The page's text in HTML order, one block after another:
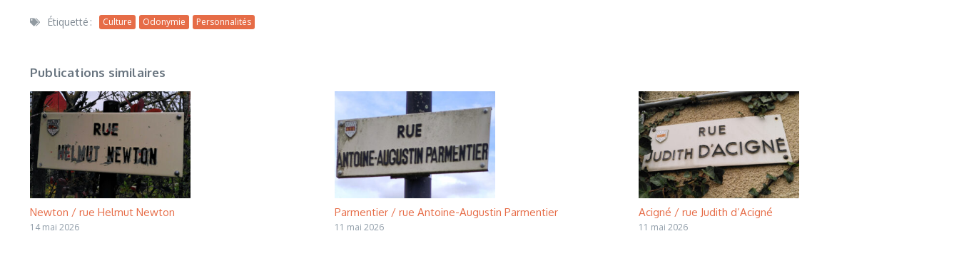
Étiquetté : Culture Odonymie Personnalités
Publications similaires
Newton / rue Helmut Newton
14 mai 2026
Parmentier / rue Antoine-Augustin Parmentier
11 mai 2026
Acigné / rue Judith d’Acigné
11 mai 2026